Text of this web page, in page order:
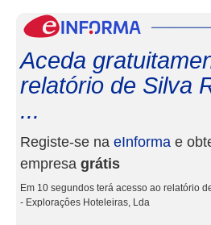
Aceda
relatório de Silva
...
Registe-se na eInforma e
empresa grátis
Em 10 segundos terá acesso ao relatório
- Exploraçôes Hoteleiras, Lda